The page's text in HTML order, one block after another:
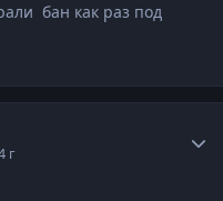
бан как раз под
г